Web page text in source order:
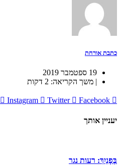
כתבת אורחת
19 ספטמבר 2019
| משך הקריאה: 2 דקות
Instagram Twitter Facebook
יעניין אותך
בְּפָנַיִךְ: רעות נגר